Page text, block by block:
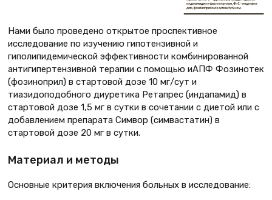
Нами было проведено открытое проспективное
исследование по изучению гипотензивной и
гиполипидемической эффективности комбинированной
антигипертензивной терапии с помощью иАПФ Фозинотек
(фозиноприл) в стартовой дозе 10 мг/сут и
тиазидоподобного диуретика Ретапрес (индапамид) в
стартовой дозе 1,5 мг в сутки в сочетании с диетой или с
добавлением препарата Симвор (симвастатин) в
стартовой дозе 20 мг в сутки.
Материал и методы
Основные критерия включения больных в исследование: